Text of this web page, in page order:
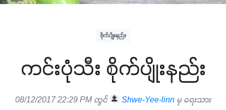
စိုက်ပျိုးနည်း
ကင်းပုံသီး စိုက်ပျိုးနည်း
08/12/2017 22:29 PM တွင် Shwe-Yee-linn မှ ရေးသား